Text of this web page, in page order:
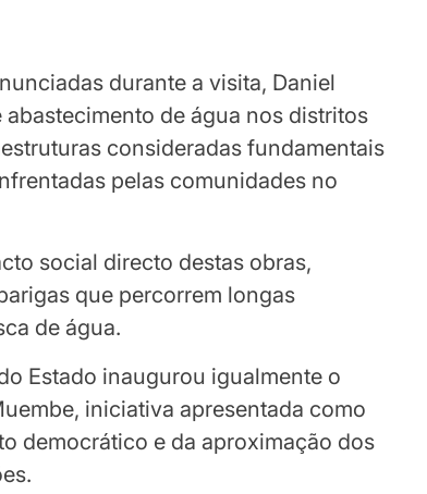
durante a visita, Daniel
de água nos distritos
consideradas fundamentais
pelas comunidades no
social directo destas obras,
que percorrem longas
de água.
Estado inaugurou igualmente o
iniciativa apresentada como
democrático e da aproximação dos